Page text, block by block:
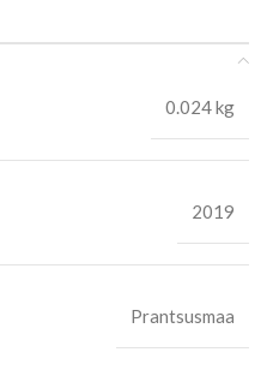
0.024 kg
2019
Prantsusmaa